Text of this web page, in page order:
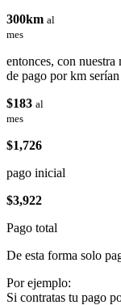
300km al
mes
entonces, con nuestra
de pago por km serían
$183 al
mes
$1,726
pago inicial
$3,922
Pago total
De esta forma solo
Por ejemplo:
Si contratas tu pago